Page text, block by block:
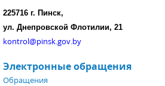
225716 г. Пинск,
ул. Днепровской Флотилии, 21
kontrol@pinsk.gov.by
Электронные обращения
Обращения